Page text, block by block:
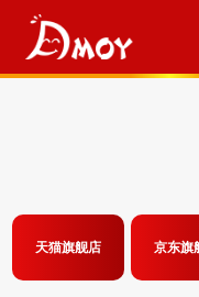
天猫旗舰店 京东旗